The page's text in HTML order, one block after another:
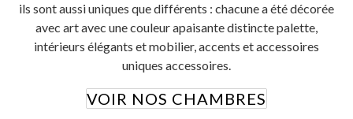
ils sont aussi uniques que différents : chacune a été décorée
avec art avec une couleur apaisante distincte palette,
intérieurs élégants et mobilier, accents et accessoires
uniques accessoires.
VOIR NOS CHAMBRES